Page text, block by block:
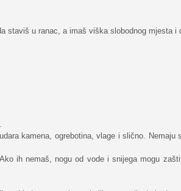
staviš u ranac, a imaš viška slobodnog mjesta i
kamena, ogrebotina, vlage i slično. Nemaju
ih nemaš, nogu od vode i snijega mogu